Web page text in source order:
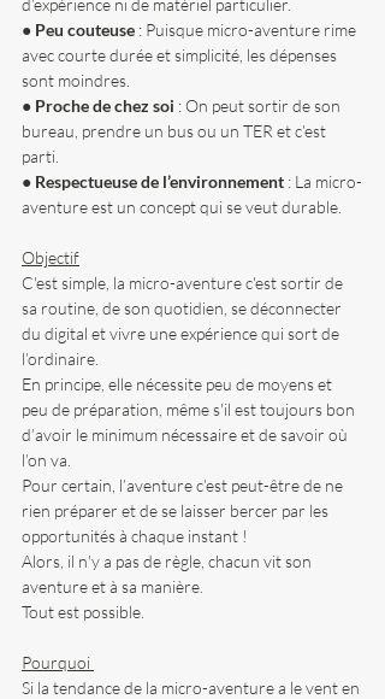
d’expérience ni de matériel particulier.
● Peu couteuse : Puisque micro-aventure rime
avec courte durée et simplicité, les dépenses
sont moindres.
● Proche de chez soi : On peut sortir de son
bureau, prendre un bus ou un TER et c’est
parti.
● Respectueuse de l’environnement : La micro-
aventure est un concept qui se veut durable.
Objectif
C'est simple, la micro-aventure c'est sortir de
sa routine, de son quotidien, se déconnecter
du digital et vivre une expérience qui sort de
l’ordinaire.
En principe, elle nécessite peu de moyens et
peu de préparation, même s'il est toujours bon
d’avoir le minimum nécessaire et de savoir où
l’on va.
Pour certain, l’aventure c’est peut-être de ne
rien préparer et de se laisser bercer par les
opportunités à chaque instant !
Alors, il n'y a pas de règle, chacun vit son
aventure et à sa manière.
Tout est possible.
Pourquoi
Si la tendance de la micro-aventure a le vent en